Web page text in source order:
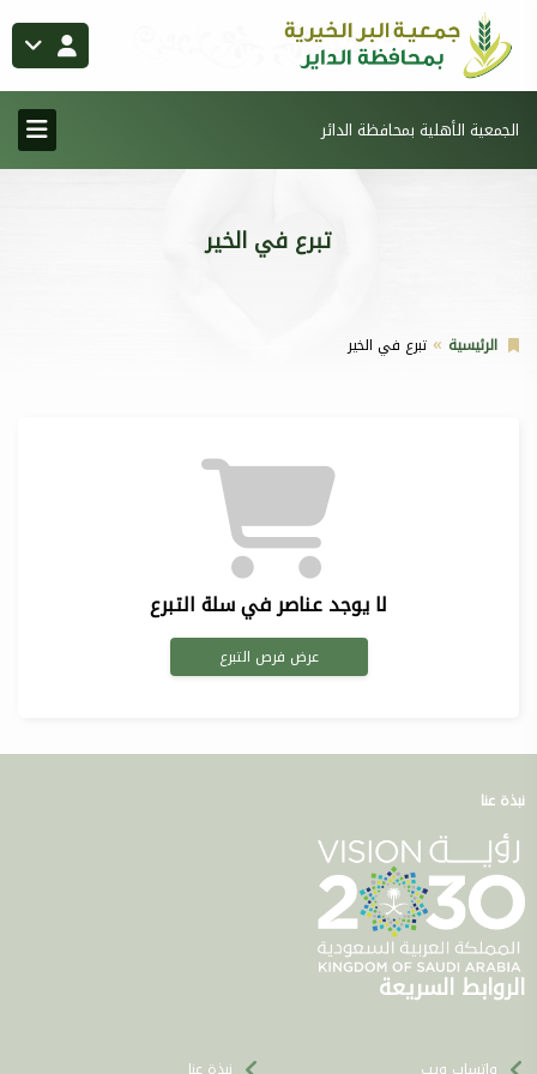
الجمعية الأهلية بمحافظة الدائر
تبرع في الخير
الرئيسية تبرع في الخير
لا يوجد عناصر في سلة التبرع
عرض فرص التبرع
نبذة عنا
الروابط السريعة